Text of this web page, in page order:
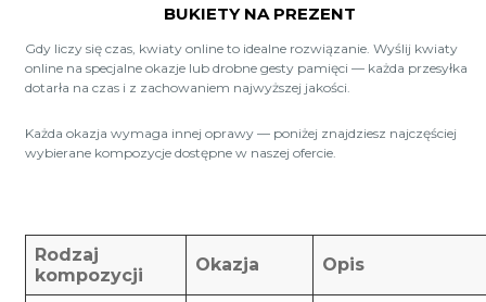
BUKIETY NA PREZENT
Gdy liczy się czas, kwiaty online to idealne rozwiązanie. Wyślij kwiaty
online na specjalne okazje lub drobne gesty pamięci — każda przesyłka
dotarła na czas i z zachowaniem najwyższej jakości.
Każda okazja wymaga innej oprawy — poniżej znajdziesz najczęściej
wybierane kompozycje dostępne w naszej ofercie.
Rodzaj
kompozycji
Okazja Opis